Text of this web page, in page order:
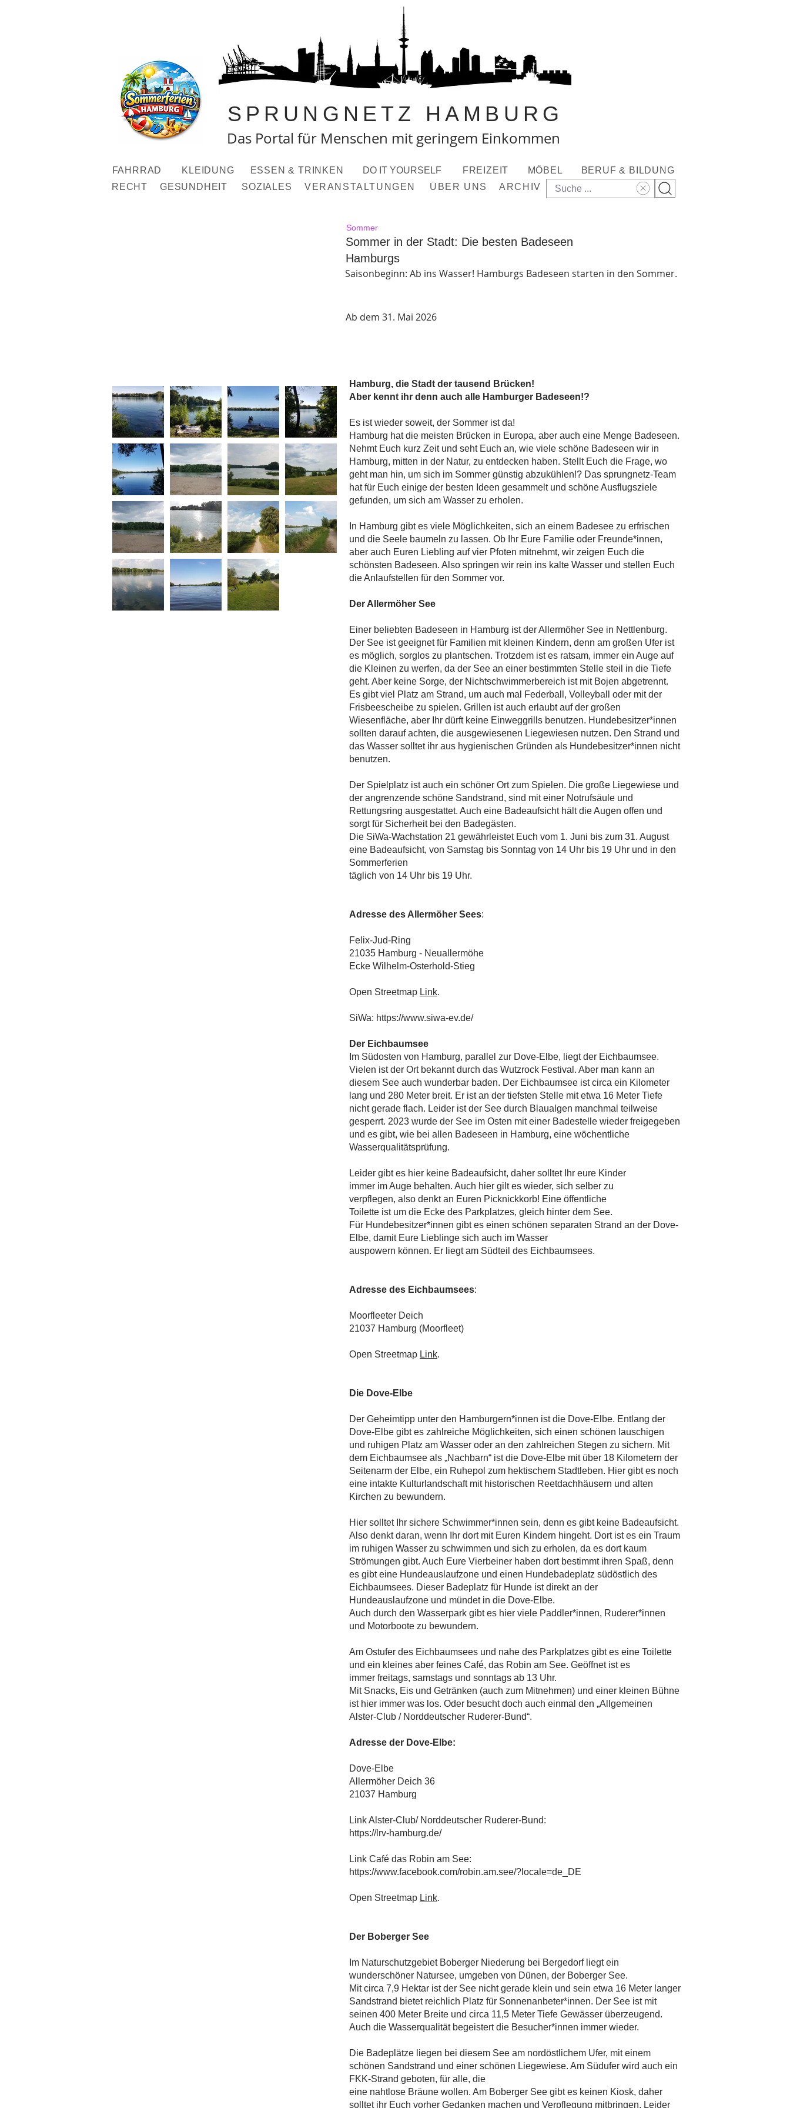
SPRUNGNETZ HAMBURG
Das Portal für Menschen mit geringem Einkommen
FAHRRAD
KLEIDUNG
RECHT
GESUNDHEIT
DO IT YOURSELF FREIZEIT
ESSEN & TRINKEN
SOZIALES
VERANSTALTUNGEN ÜBER UNS
MÖBEL
ARCHIV
BERUF & BILDUNG
Sommer
Sommer in der Stadt: Die besten Badeseen
Hamburgs
Saisonbeginn: Ab ins Wasser! Hamburgs Badeseen starten in den Sommer.
Ab dem 31. Mai 2026
Hamburg, die Stadt der tausend Brücken!
Aber kennt ihr denn auch alle Hamburger Badeseen!?
Es ist wieder soweit, der Sommer ist da!
Hamburg hat die meisten Brücken in Europa, aber auch eine Menge Badeseen.
Nehmt Euch kurz Zeit und seht Euch an, wie viele schöne Badeseen wir in
Hamburg, mitten in der Natur, zu entdecken haben. Stellt Euch die Frage, wo
geht man hin, um sich im Sommer günstig abzukühlen!? Das sprungnetz-Team
hat für Euch einige der besten Ideen gesammelt und schöne Ausflugsziele
gefunden, um sich am Wasser zu erholen.
In Hamburg gibt es viele Möglichkeiten, sich an einem Badesee zu erfrischen
und die Seele baumeln zu lassen. Ob Ihr Eure Familie oder Freunde*innen,
aber auch Euren Liebling auf vier Pfoten mitnehmt, wir zeigen Euch die
schönsten Badeseen. Also springen wir rein ins kalte Wasser und stellen Euch
die Anlaufstellen für den Sommer vor.
Der Allermöher See
Einer beliebten Badeseen in Hamburg ist der Allermöher See in Nettlenburg.
Der See ist geeignet für Familien mit kleinen Kindern, denn am großen Ufer ist
es möglich, sorglos zu plantschen. Trotzdem ist es ratsam, immer ein Auge auf
die Kleinen zu werfen, da der See an einer bestimmten Stelle steil in die Tiefe
geht. Aber keine Sorge, der Nichtschwimmerbereich ist mit Bojen abgetrennt.
Es gibt viel Platz am Strand, um auch mal Federball, Volleyball oder mit der
Frisbeescheibe zu spielen. Grillen ist auch erlaubt auf der großen
Wiesenfläche, aber Ihr dürft keine Einweggrills benutzen. Hundebesitzer*innen
sollten darauf achten, die ausgewiesenen Liegewiesen nutzen. Den Strand und
das Wasser solltet ihr aus hygienischen Gründen als Hundebesitzer*innen nicht
benutzen.
Der Spielplatz ist auch ein schöner Ort zum Spielen. Die große Liegewiese und
der angrenzende schöne Sandstrand, sind mit einer Notrufsäule und
Rettungsring ausgestattet. Auch eine Badeaufsicht hält die Augen offen und
sorgt für Sicherheit bei den Badegästen.
Die SiWa-Wachstation 21 gewährleistet Euch vom 1. Juni bis zum 31. August
eine Badeaufsicht, von Samstag bis Sonntag von 14 Uhr bis 19 Uhr und in den
Sommerferien
täglich von 14 Uhr bis 19 Uhr.
Adresse des Allermöher Sees:
Felix-Jud-Ring
21035 Hamburg - Neuallermöhe
Ecke Wilhelm-Osterhold-Stieg
Open Streetmap Link.
SiWa: https://www.siwa-ev.de/
Der Eichbaumsee
Im Südosten von Hamburg, parallel zur Dove-Elbe, liegt der Eichbaumsee.
Vielen ist der Ort bekannt durch das Wutzrock Festival. Aber man kann an
diesem See auch wunderbar baden. Der Eichbaumsee ist circa ein Kilometer
lang und 280 Meter breit. Er ist an der tiefsten Stelle mit etwa 16 Meter Tiefe
nicht gerade flach. Leider ist der See durch Blaualgen manchmal teilweise
gesperrt. 2023 wurde der See im Osten mit einer Badestelle wieder freigegeben
und es gibt, wie bei allen Badeseen in Hamburg, eine wöchentliche
Wasserqualitätsprüfung.
Leider gibt es hier keine Badeaufsicht, daher solltet Ihr eure Kinder
immer im Auge behalten. Auch hier gilt es wieder, sich selber zu
verpflegen, also denkt an Euren Picknickkorb! Eine öffentliche
Toilette ist um die Ecke des Parkplatzes, gleich hinter dem See.
Für Hundebesitzer*innen gibt es einen schönen separaten Strand an der Dove-
Elbe, damit Eure Lieblinge sich auch im Wasser
auspowern können. Er liegt am Südteil des Eichbaumsees.
Adresse des Eichbaumsees:
Moorfleeter Deich
21037 Hamburg (Moorfleet)
Open Streetmap Link.
Die Dove-Elbe
Der Geheimtipp unter den Hamburgern*innen ist die Dove-Elbe. Entlang der
Dove-Elbe gibt es zahlreiche Möglichkeiten, sich einen schönen lauschigen
und ruhigen Platz am Wasser oder an den zahlreichen Stegen zu sichern. Mit
dem Eichbaumsee als „Nachbarn“ ist die Dove-Elbe mit über 18 Kilometern der
Seitenarm der Elbe, ein Ruhepol zum hektischem Stadtleben. Hier gibt es noch
eine intakte Kulturlandschaft mit historischen Reetdachhäusern und alten
Kirchen zu bewundern.
Hier solltet Ihr sichere Schwimmer*innen sein, denn es gibt keine Badeaufsicht.
Also denkt daran, wenn Ihr dort mit Euren Kindern hingeht. Dort ist es ein Traum
im ruhigen Wasser zu schwimmen und sich zu erholen, da es dort kaum
Strömungen gibt. Auch Eure Vierbeiner haben dort bestimmt ihren Spaß, denn
es gibt eine Hundeauslaufzone und einen Hundebadeplatz südöstlich des
Eichbaumsees. Dieser Badeplatz für Hunde ist direkt an der
Hundeauslaufzone und mündet in die Dove-Elbe.
Auch durch den Wasserpark gibt es hier viele Paddler*innen, Ruderer*innen
und Motorboote zu bewundern.
Am Ostufer des Eichbaumsees und nahe des Parkplatzes gibt es eine Toilette
und ein kleines aber feines Café, das Robin am See. Geöffnet ist es
immer freitags, samstags und sonntags ab 13 Uhr.
Mit Snacks, Eis und Getränken (auch zum Mitnehmen) und einer kleinen Bühne
ist hier immer was los. Oder besucht doch auch einmal den „Allgemeinen
Alster-Club / Norddeutscher Ruderer-Bund“.
Adresse der Dove-Elbe:
Dove-Elbe
Allermöher Deich 36
21037 Hamburg
Link Alster-Club/ Norddeutscher Ruderer-Bund:
https://lrv-hamburg.de/
Link Café das Robin am See:
https://www.facebook.com/robin.am.see/?locale=de_DE
Open Streetmap Link.
Der Boberger See
Im Naturschutzgebiet Boberger Niederung bei Bergedorf liegt ein
wunderschöner Natursee, umgeben von Dünen, der Boberger See.
Mit circa 7,9 Hektar ist der See nicht gerade klein und sein etwa 16 Meter langer
Sandstrand bietet reichlich Platz für Sonnenanbeter*innen. Der See ist mit
seinen 400 Meter Breite und circa 11,5 Meter Tiefe Gewässer überzeugend.
Auch die Wasserqualität begeistert die Besucher*innen immer wieder.
Die Badeplätze liegen bei diesem See am nordöstlichem Ufer, mit einem
schönen Sandstrand und einer schönen Liegewiese. Am Südufer wird auch ein
FKK-Strand geboten, für alle, die
eine nahtlose Bräune wollen. Am Boberger See gibt es keinen Kiosk, daher
solltet ihr Euch vorher Gedanken machen und Verpflegung mitbringen. Leider